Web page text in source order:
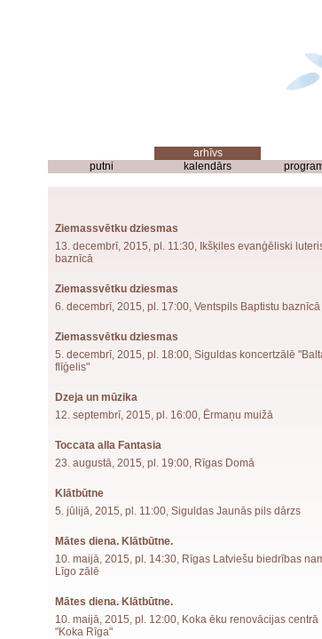
putni kalendārs
Ziemassvētku dziesmas
13. decembrī, 2015, pl. 11:30, Ikšķiles evanģēliski
baznīcā
Ziemassvētku dziesmas
6. decembrī, 2015, pl. 17:00, Ventspils Baptistu baznīcā
Ziemassvētku dziesmas
5. decembrī, 2015, pl. 18:00, Siguldas koncertzālē
flīģelis"
Dzeja un mūzika
12. septembrī, 2015, pl. 16:00, Ērmaņu muižā
Toccata alla Fantasia
23. augustā, 2015, pl. 19:00, Rīgas Domā
Klātbūtne
5. jūlijā, 2015, pl. 11:00, Siguldas Jaunās pils dārzs
Mātes diena. Klātbūtne.
10. maijā, 2015, pl. 14:30, Rīgas Latviešu biedrības
Līgo zālē
Mātes diena. Klātbūtne.
10. maijā, 2015, pl. 12:00, Koka ēku renovācijas centrā
"Koka Rīga"